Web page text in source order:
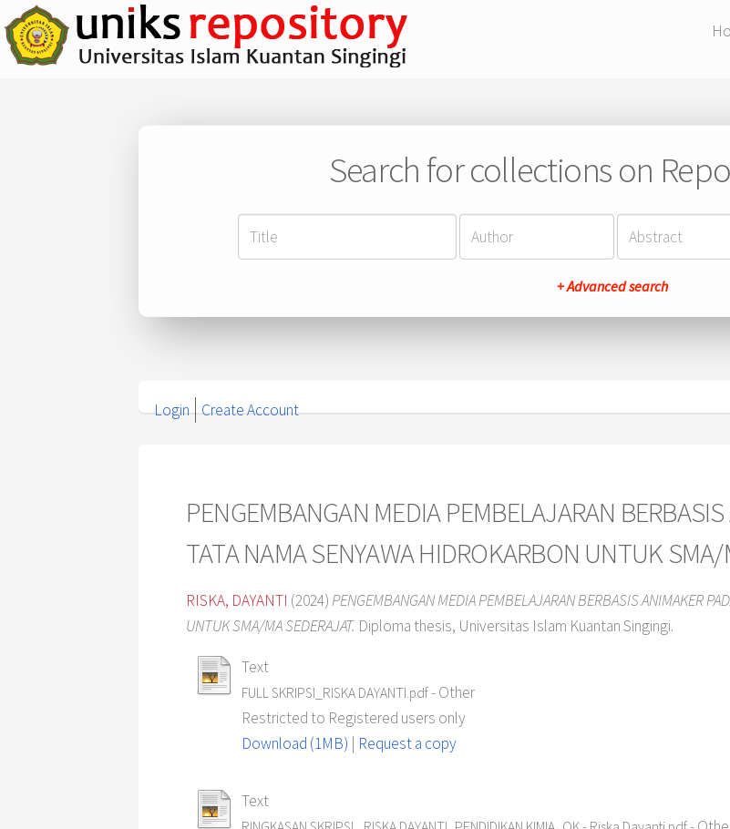
Search for collections on
+ Advanced search
Login Create Account
PENGEMBANGAN MEDIA PEMBELAJARAN
TATA NAMA SENYAWA HIDROKARBON UNTUK SMA/
RISKA, DAYANTI (2024)PENGEMBANGAN MEDIA PEMBELAJARAN BERBASIS ANIMAKER
UNTUK SMA/MA SEDERAJAT. Diploma thesis, Universitas Islam Kuantan Singingi.
Text
FULL SKRIPSI_RISKA DAYANTI.pdf- Other
Restricted to Registered users only
Download (1MB) | Request a copy
Text